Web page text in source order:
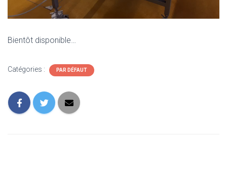
Bientôt disponible…
Catégories : PAR DÉFAUT